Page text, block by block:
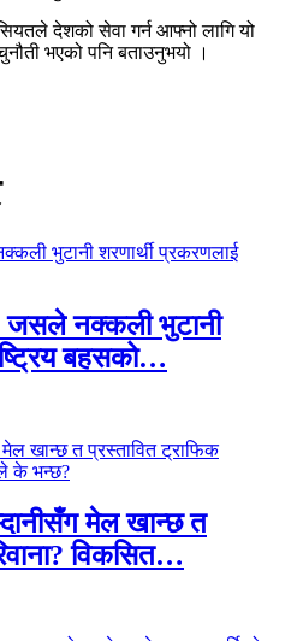
देशको सेवा गर्न आफ्नो लागि यो
भएको पनि बताउनुभयो ।
जसले नक्कली भुटानी
बहसको…
मेल खान्छ त
विकसित…